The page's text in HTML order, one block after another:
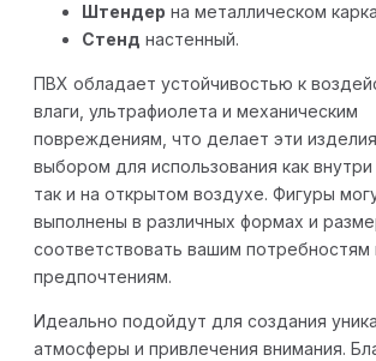
Штендер на металлическом
Стенд настенный.
ПВХ обладает устойчивостью к
влаги, ультрафиолета и механическим
повреждениям, что делает эти
выбором для использования как
так и на открытом воздухе. Фигуры
выполнены в различных формах и
соответствовать вашим потребностям
предпочтениям.
Идеально подойдут для создания
атмосферы и привлечения внимания.